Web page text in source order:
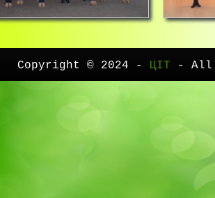
© 2024 - ЦІТ - All